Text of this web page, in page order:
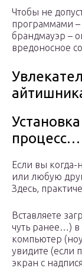
Чтобы не
программами –
брандмауэр –
вредоносное
процесс…
Если вы когда-
или любую
Здесь,
Вставляете
чуть ранее…) в
компьютер
увидите (если
экран с